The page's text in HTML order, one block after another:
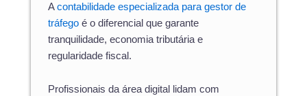
Acontabilidade especializada para gestor de
tráfego é o diferencial que garante
tranquilidade, economia tributária e
regularidade fiscal.
Profissionais da área digital lidam com